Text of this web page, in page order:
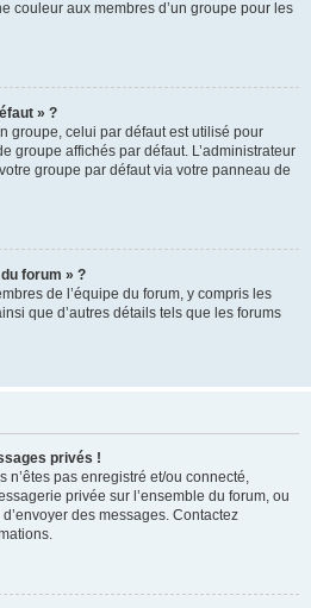
couleur aux membres d’un groupe pour les
» ?
groupe, celui par défaut est utilisé pour
groupe affichés par défaut. L’administrateur
groupe par défaut via votre panneau de
du forum » ?
de l’équipe du forum, y compris les
que d’autres détails tels que les forums
privés !
n’êtes pas enregistré et/ou connecté,
privée sur l’ensemble du forum, ou
des messages. Contactez